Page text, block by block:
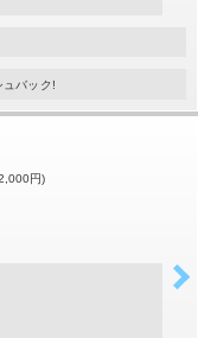
ュバック!
円)